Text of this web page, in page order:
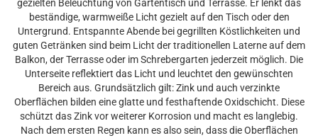
gezielten Beleuchtung von Gartentisch und Terrasse. Er lenkt das
beständige, warmweiße Licht gezielt auf den Tisch oder den
Untergrund. Entspannte Abende bei gegrillten Köstlichkeiten und
guten Getränken sind beim Licht der traditionellen Laterne auf dem
Balkon, der Terrasse oder im Schrebergarten jederzeit möglich. Die
Unterseite reflektiert das Licht und leuchtet den gewünschten
Bereich aus. Grundsätzlich gilt: Zink und auch verzinkte
Oberflächen bilden eine glatte und festhaftende Oxidschicht. Diese
schützt das Zink vor weiterer Korrosion und macht es langlebig.
Nach dem ersten Regen kann es also sein, dass die Oberflächen